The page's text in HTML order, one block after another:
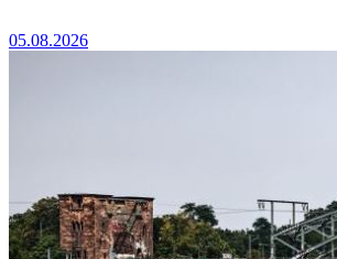
05.08.2026